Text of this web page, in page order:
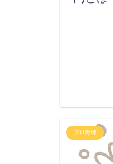
プロ野球